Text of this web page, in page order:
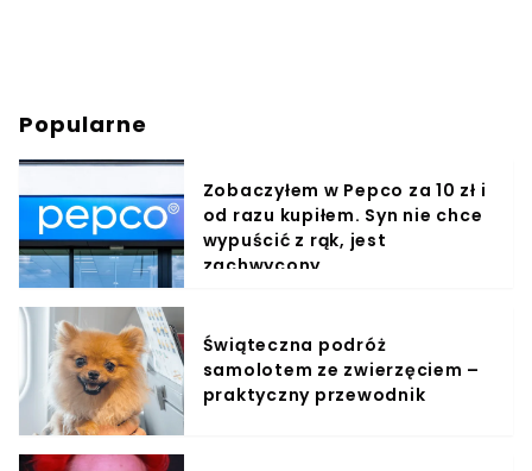
Popularne
Zobaczyłem w Pepco za 10 zł i
od razu kupiłem. Syn nie chce
wypuścić z rąk, jest
zachwycony
Świąteczna podróż
samolotem ze zwierzęciem –
praktyczny przewodnik